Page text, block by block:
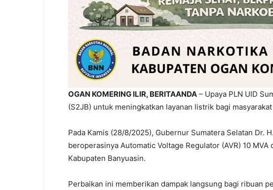
OGAN KOMERING ILIR, BERITAANDA – Upaya PLN UID
(S2JB) untuk meningkatkan layanan listrik bagi
Pada Kamis (28/8/2025), Gubernur Sumatera Selatan Dr.
beroperasinya Automatic Voltage Regulator (AVR) 10 MVA
Kabupaten Banyuasin.
Perbaikan ini memberikan dampak langsung bagi ribuan